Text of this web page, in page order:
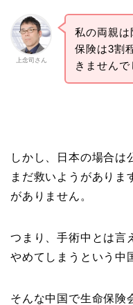
上念司さん
私の両親は
保険は3割
きませんで
しかし、日本の場合は
まだ救いようがありま
がありません。
つまり、手術中とは言
やめてしまうという中
そんな中国で生命保険